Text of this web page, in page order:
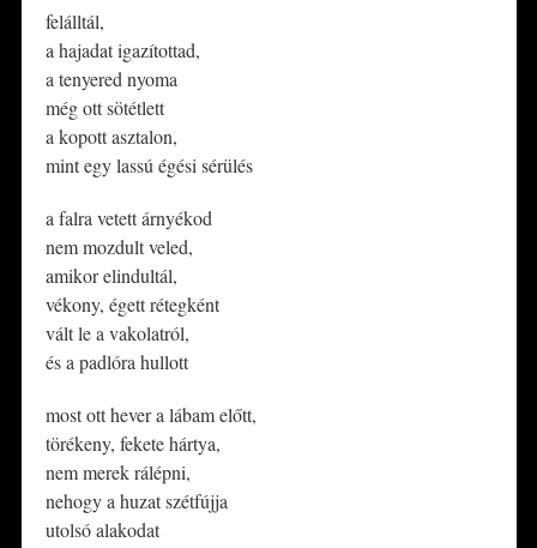
felálltál,
a hajadat igazítottad,
a tenyered nyoma
még ott sötétlett
a kopott asztalon,
mint egy lassú égési sérülés
​a falra vetett árnyékod
nem mozdult veled,
amikor elindultál,
vékony, égett rétegként
vált le a vakolatról,
és a padlóra hullott
​most ott hever a lábam előtt,
törékeny, fekete hártya,
nem merek rálépni,
nehogy a huzat szétfújja
utolsó alakodat